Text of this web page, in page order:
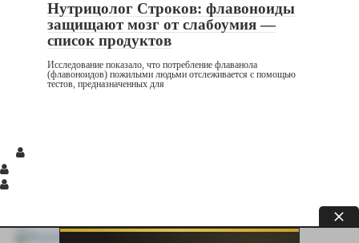
Нутрицолог Строков: флавоноиды
защищают мозг от слабоумия —
список продуктов
Исследование показало, что потребление флаванола
(флавоноидов) пожилыми людьми отслеживается с помощью
тестов, предназначенных для